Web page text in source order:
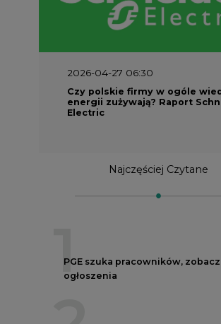
2026-04-27 06:30
Czy polskie firmy w ogóle
energii zużywają? Raport
Electric
Najczęściej Czytane
1
PGE szuka pracowników,
ogłoszenia